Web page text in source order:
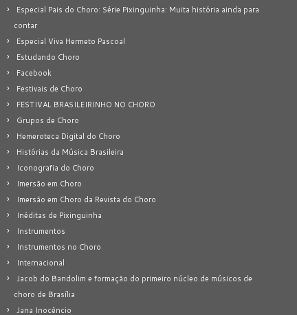
Especial Pais do Choro: Série Pixinguinha: Muita história ainda para
contar
Especial Viva Hermeto Pascoal
Estudando Choro
Facebook
Festivais de Choro
FESTIVAL BRASILEIRINHO NO CHORO
Grupos de Choro
Hemeroteca Digital do Choro
Histórias da Música Brasileira
Iconografia do Choro
Imersão em Choro
Imersão em Choro da Revista do Choro
Inéditas de Pixinguinha
Instrumentos
Instrumentos no Choro
Internacional
Jacob do Bandolim e formação do primeiro núcleo de músicos de
choro de Brasília
Jana Inocêncio